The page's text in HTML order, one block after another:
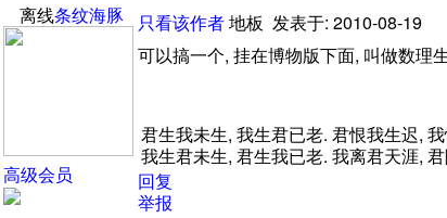
离线条纹海豚
高级会员
只看该作者地板 发表于: 2010-08-19
可以搞一个, 挂在博物版下面, 叫做数理
君生我未生, 我生君已老. 君恨我生迟,
我生君未生, 君生我已老. 我离君天涯,
回复
举报